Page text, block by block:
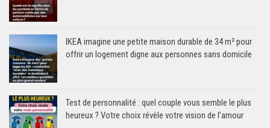
IKEA imagine une petite maison durable de 34 m² pour
offrir un logement digne aux personnes sans domicile
Test de personnalité : quel couple vous semble le plus
heureux ? Votre choix révèle votre vision de l’amour